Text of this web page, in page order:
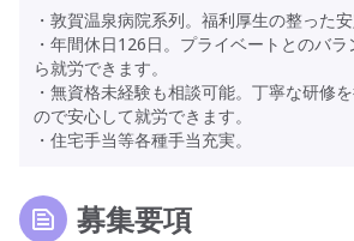
・敦賀温泉病院系列。福利厚生の整った
・年間休日126日。プライベートとのバ
ら就労できます。
・無資格未経験も相談可能。丁寧な研修
ので安心して就労できます。
・住宅手当等各種手当充実。
募集要項